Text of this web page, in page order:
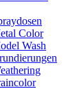
Color
Wash